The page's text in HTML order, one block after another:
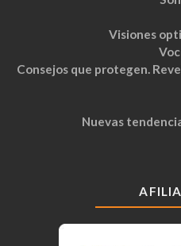
Visiones
Consejos que protegen.
Nuevas